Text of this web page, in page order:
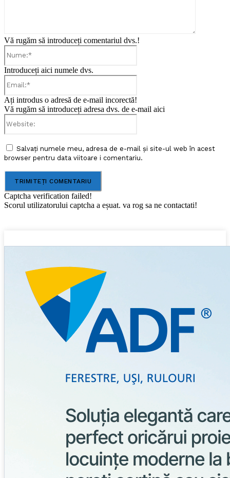
Vă rugăm să introduceți comentariul dvs.!
Introduceți aici numele dvs.
Ați introdus o adresă de e-mail incorectă!
Vă rugăm să introduceți adresa dvs. de e-mail aici
Salvați numele meu, adresa de e-mail și site-ul web în acest
browser pentru data viitoare i comentariu.
Captcha verification failed!
Scorul utilizatorului captcha a eșuat. va rog sa ne contactati!